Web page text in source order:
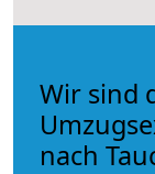
Wir sind
nach